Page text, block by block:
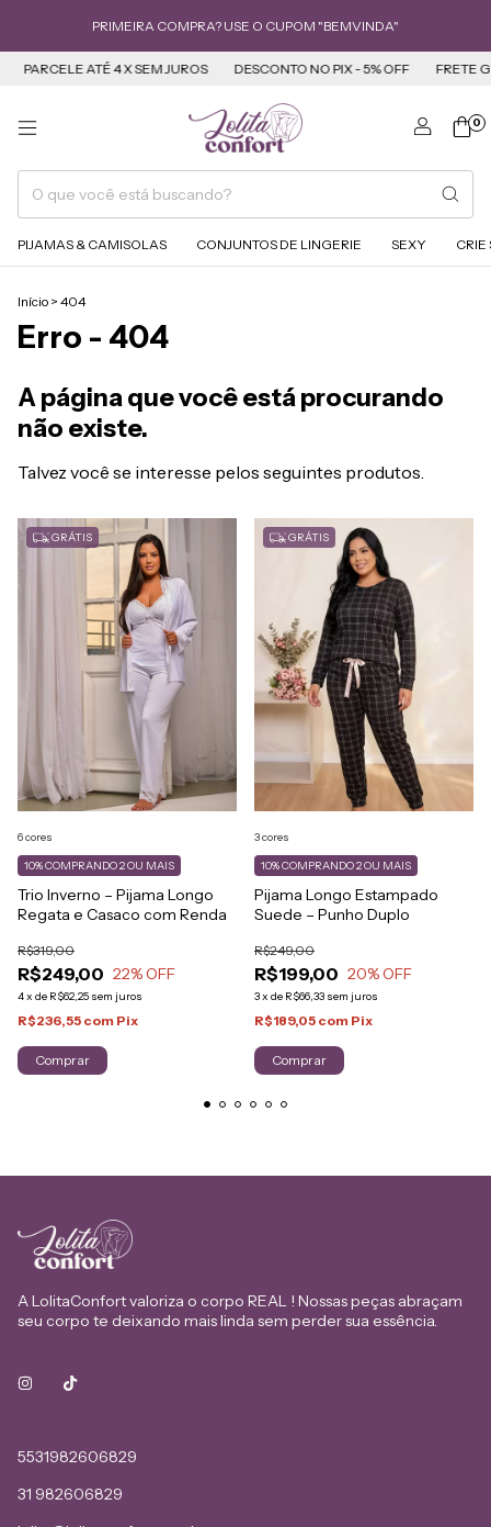
PRIMEIRA COMPRA? USE O CUPOM "BEMVINDA"
ATÉ 4 X SEM JUROS DESCONTO NO PIX - 5% OFF FRETE
0
PIJAMAS & CAMISOLAS CONJUNTOS DE LINGERIE SEXY CRIE
Início > 404
Erro - 404
A página que você está procurando
não existe.
Talvez você se interesse pelos seguintes produtos.
GRÁTIS
Trio Inverno – Pijama Longo
Regata e Casaco com Renda
R$249,00
R$319,00
22% OFF
4x de R$62,25 sem juros
10%COMPRANDO 2 OU MAIS
R$236,55 com Pix
6 cores
Comprar
GRÁTIS
Pijama Longo Estampado
Suede – Punho Duplo
R$199,00
R$249,00
20% OFF
3x de R$66,33 sem juros
10%COMPRANDO 2 OU MAIS
R$189,05 com Pix
3 cores
Comprar
A LolitaConfort valoriza o corpo REAL ! Nossas peças abraçam
seu corpo te deixando mais linda sem perder sua essência.
5531982606829
31 982606829